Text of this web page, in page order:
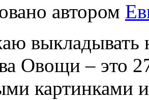
автором
выкладывать
Овощи – это
картинками